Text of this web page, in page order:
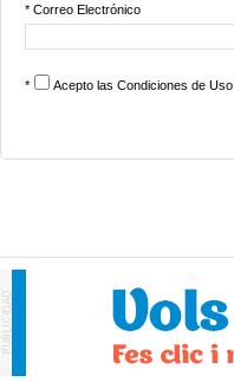
* Correo Electrónico
* Acepto las Condiciones de Uso